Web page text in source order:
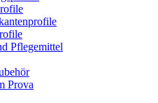
Pflegemittel
Prova